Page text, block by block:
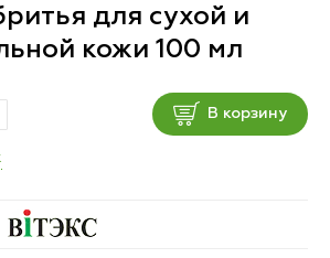
для сухой и
кожи 100 мл
В корзину